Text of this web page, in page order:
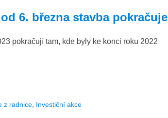
6. března stavba pokračuje
pokračují tam, kde byly ke konci roku 2022
z radnice Investiční akce